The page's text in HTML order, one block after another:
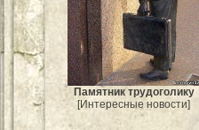
Памятник трудоголику
[Интересные новости]